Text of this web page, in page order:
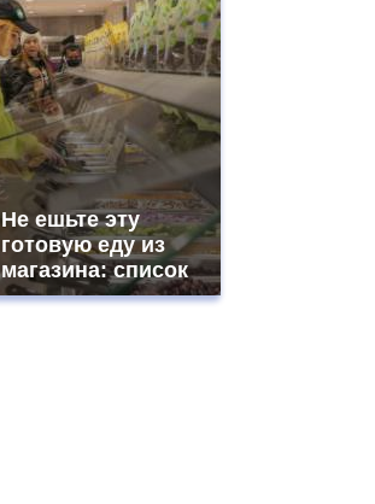
Не ешьте эту
готовую еду из
магазина: список